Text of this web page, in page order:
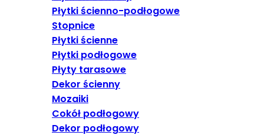
Płytki ścienno-podłogowe
Stopnice
Płytki ścienne
Płytki podłogowe
Płyty tarasowe
Dekor ścienny
Mozaiki
Cokół podłogowy
Dekor podłogowy